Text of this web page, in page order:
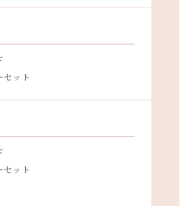
ット
セット